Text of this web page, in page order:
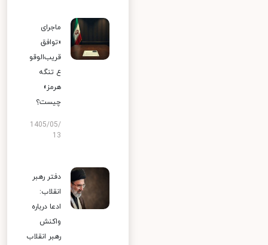
ماجرای
«توافق
قریب‌الوقو
ع تنگه
هرمز»
چیست؟
1405/05/
13
دفتر رهبر
انقلاب:
ادعا درباره
واکنش
رهبر انقلاب